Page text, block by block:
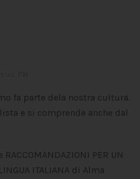
fa parte dela nostra cultura.
e si comprende anche dal
PER UN
ITALIANA di Alma